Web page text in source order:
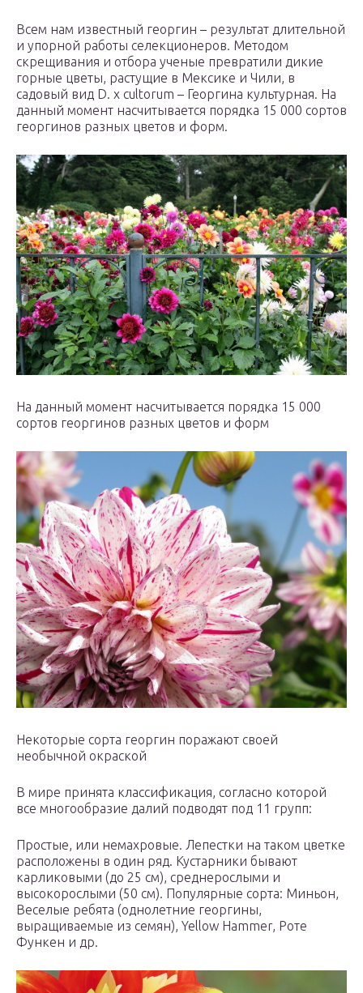
Всем нам известный георгин – результат длительной
и упорной работы селекционеров. Методом
скрещивания и отбора ученые превратили дикие
горные цветы, растущие в Мексике и Чили, в
садовый вид D. x cultorum – Георгина культурная. На
данный момент насчитывается порядка 15 000 сортов
георгинов разных цветов и форм.
На данный момент насчитывается порядка 15 000
сортов георгинов разных цветов и форм
Некоторые сорта георгин поражают своей
необычной окраской
В мире принята классификация, согласно которой
все многообразие далий подводят под 11 групп:
Простые, или немахровые. Лепестки на таком цветке
расположены в один ряд. Кустарники бывают
карликовыми (до 25 см), среднерослыми и
высокорослыми (50 см). Популярные сорта: Миньон,
Веселые ребята (однолетние георгины,
выращиваемые из семян), Yellow Hammer, Роте
Функен и др.